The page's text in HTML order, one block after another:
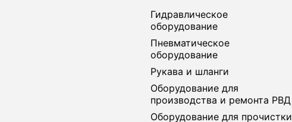
Гидравлическое
оборудование
Пневматическое
оборудование
Рукава и шланги
Оборудование для
производства и ремонта РВД
Оборудование для прочистки